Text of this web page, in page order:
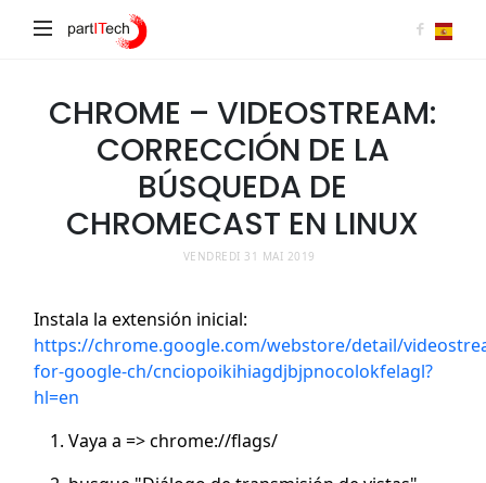
partITech
CHROME – VIDEOSTREAM:
CORRECCIÓN DE LA
BÚSQUEDA DE
CHROMECAST EN LINUX
VENDREDI 31 MAI 2019
Instala la extensión inicial:
https://chrome.google.com/webstore/detail/
for-google-ch/cnciopoikihiagdjbjpnocolokfelagl?
hl=en
Vaya a => chrome://flags/